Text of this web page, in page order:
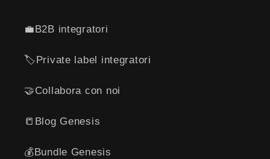
💼B2B integratori
🏷️Private label integratori
🤝Collabora con noi
📒Blog Genesis
💰Bundle Genesis